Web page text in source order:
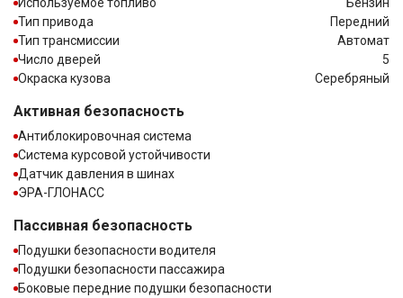
Тип привода
Передний
Тип трансмиссии
Автомат
Число дверей
5
Окраска кузова
Серебряный
Активная безопасность
Антиблокировочная система
Система курсовой устойчивости
Датчик давления в шинах
ЭРА-ГЛОНАСС
Пассивная безопасность
Подушки безопасности водителя
Подушки безопасности пассажира
Боковые передние подушки безопасности